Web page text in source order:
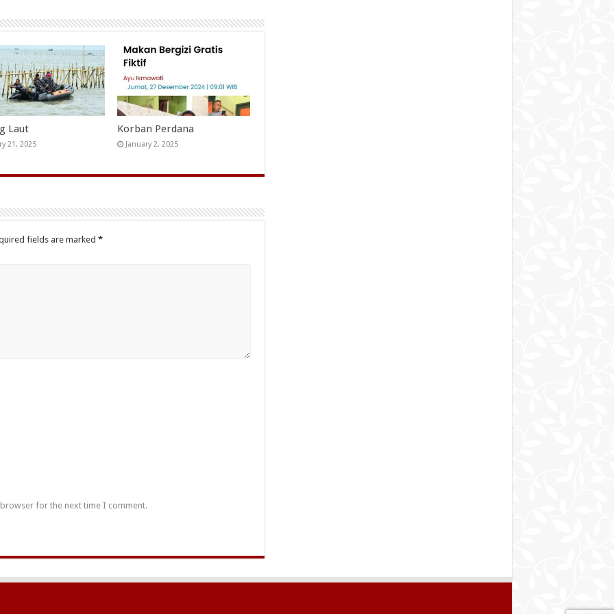
Laut
21, 2025
Korban Perdana
January 2, 2025
fields are marked *
for the next time I comment.